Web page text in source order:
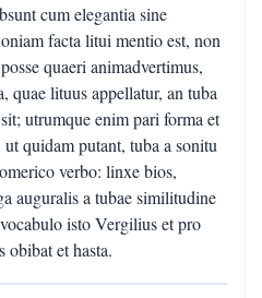
cum elegantia sine
facta litui mentio est, non
quaeri animadvertimus,
quae lituus appellatur, an tuba
utrumque enim pari forma et
quidam putant, tuba a sonitu
verbo: linxe bios,
auguralis a tubae similitudine
isto Vergilius et pro
obibat et hasta.